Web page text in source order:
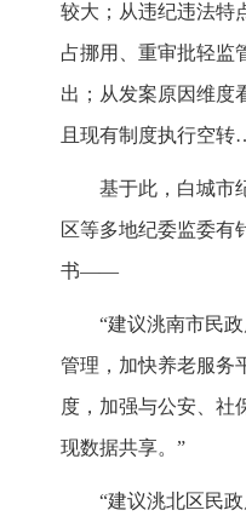
较大；从违纪违法特
占挪用、重审批轻监
出；从发案原因维度
且现有制度执行空
基于此，白城市
区等多地纪委监委有
书——
“建议洮南市民
管理，加快养老服务
度，加强与公安、社
现数据共享。”
“建议洮北区民